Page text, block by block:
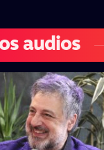
audios